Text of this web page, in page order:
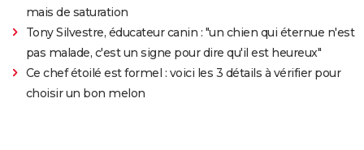
mais de saturation
Tony Silvestre, éducateur canin : "un chien qui éternue n'est
pas malade, c'est un signe pour dire qu'il est heureux"
Ce chef étoilé est formel : voici les 3 détails à vérifier pour
choisir un bon melon